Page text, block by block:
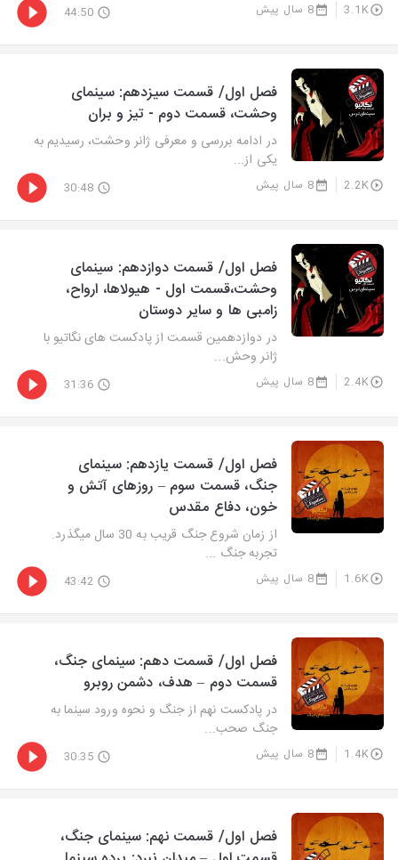
3.1K 8 سال پیش 44:50
فصل اول/ قسمت سیزدهم: سینمای
وحشت، قسمت دوم - تیز و بران
در ادامه بررسی و معرفی ژانر وحشت، رسیدیم به
یکی از...
2.2K 8 سال پیش 30:48
فصل اول/ قسمت دوازدهم: سینمای
وحشت،قسمت اول - هیولاها، ارواح،
زامبی ها و سایر دوستان
در دوازدهمین قسمت از پادکست های نگاتیو با
ژانر وحش...
2.4K 8 سال پیش 31:36
فصل اول/ قسمت یازدهم: سینمای
جنگ، قسمت سوم – روزهای آتش و
خون، دفاع مقدس
از زمان شروع جنگ قریب به 30 سال میگذرد.
تجربه جنگ ...
1.6K 8 سال پیش 43:42
فصل اول/ قسمت دهم: سینمای جنگ،
قسمت دوم – هدف، دشمن روبرو
در پادکست نهم از جنگ و نحوه ورود سینما به
جنگ صحب...
1.4K 8 سال پیش 30:35
فصل اول/ قسمت نهم: سینمای جنگ،